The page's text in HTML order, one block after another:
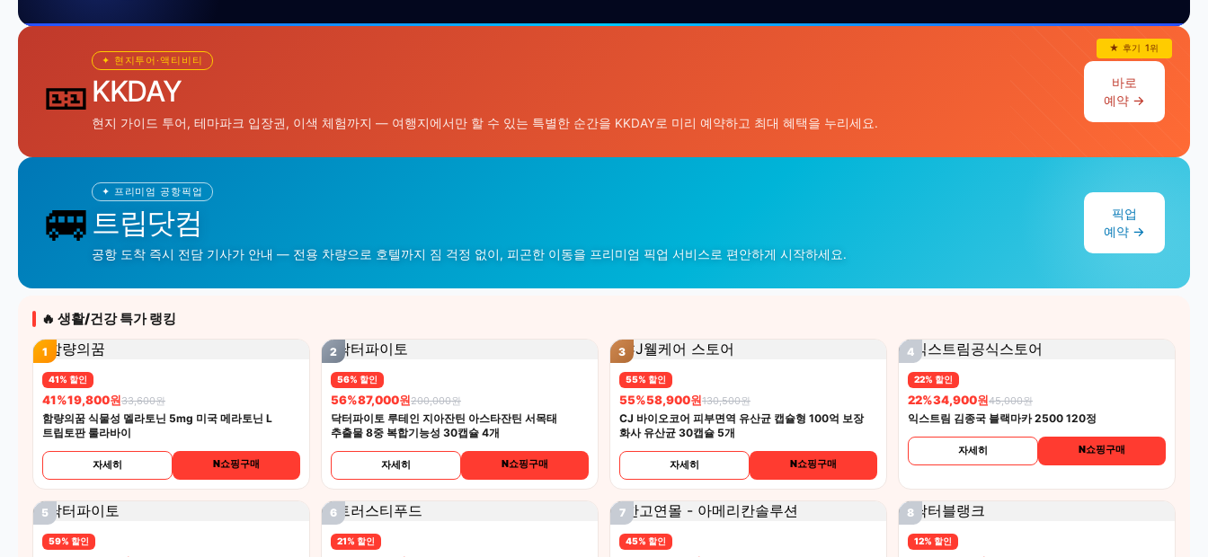
★ 후기 1위
🎫
✦ 현지투어·액티비티
KKDAY
현지 가이드 투어, 테마파크 입장권, 이색 체험까지 — 여행지에서만 할 수 있는 특별한 순간을 KKDAY로 미리 예약하고 최대 혜택을 누리세요.
바로
예약 →
🚐
✦ 프리미엄 공항픽업
트립닷컴
공항 도착 즉시 전담 기사가 안내 — 전용 차량으로 호텔까지 짐 걱정 없이, 피곤한 이동을 프리미엄 픽업 서비스로 편안하게 시작하세요.
픽업
예약 →
🔥 생활/건강 특가 랭킹
1
41% 할인
41%19,800원33,600원
함량의꿈 식물성 멜라토닌 5mg 미국 메라토닌 L
트립토판 룰라바이
자세히 N쇼핑구매
2
56% 할인
56%87,000원200,000원
닥터파이토 루테인 지아잔틴 아스타잔틴 서목태
추출물 8중 복합기능성 30캡슐 4개
자세히 N쇼핑구매
3
55% 할인
55%58,900원130,500원
CJ 바이오코어 피부면역 유산균 캡슐형 100억 보장
화사 유산균 30캡슐 5개
자세히 N쇼핑구매
4
22% 할인
22%34,900원45,000원
익스트림 김종국 블랙마카 2500 120정
자세히 N쇼핑구매
5
59% 할인
6
21% 할인
7
45% 할인
8
12% 할인